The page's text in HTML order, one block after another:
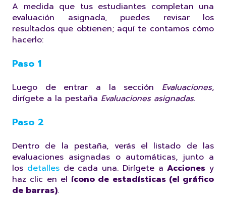
A medida que tus estudiantes completan una
evaluación asignada, puedes revisar los
resultados que obtienen; aquí te contamos cómo
hacerlo:
Paso 1
Luego de entrar a la sección Evaluaciones,
dirígete a la pestaña Evaluaciones asignadas.
Paso 2
Dentro de la pestaña, verás el listado de las
evaluaciones asignadas o automáticas, junto a
los detallesde cada una. Dirígete aAcciones y
haz clic en el ícono de estadísticas (el gráfico
de barras).